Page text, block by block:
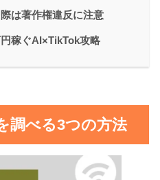
は著作権違反に注意
稼ぐAI×TikTok攻略
調べる3つの方法